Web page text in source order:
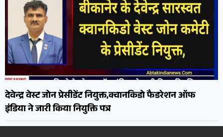
देवेन्द्र वेस्ट जोन प्रेसीडेंट नियुक्त,क्वानकिडो फैडरेशन ऑफ
इंडिया ने जारी किया नियुक्ति पत्र